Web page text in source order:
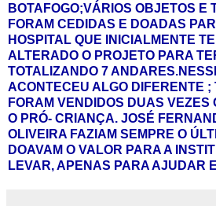
BOTAFOGO;VÁRIOS OBJETOS E
FORAM CEDIDAS E DOADAS
HOSPITAL QUE INICIALMENTE
ALTERADO O PROJETO PARA
TOTALIZANDO 7
ACONTECEU ALGO DIFERENTE ;
FORAM VENDIDOS DUAS VEZES
O PRÓ- CRIANÇA. JOSÉ
OLIVEIRA FAZIAM SEMPRE O
DOAVAM O VALOR PARA A
LEVAR, APENAS PARA AJUDAR